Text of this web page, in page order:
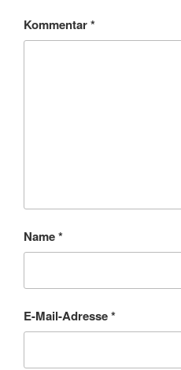
Kommentar*
Name*
E-Mail-Adresse*